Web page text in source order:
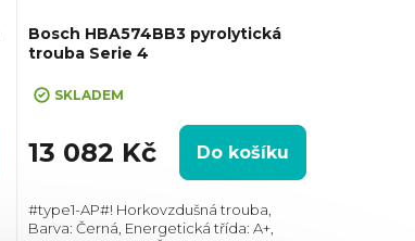
Bosch HBA574BB3 pyrolytická
trouba Serie 4
SKLADEM
13 082 Kč Do košíku
#type1-AP#! Horkovzdušná trouba,
Barva: Černá, Energetická třída: A+,